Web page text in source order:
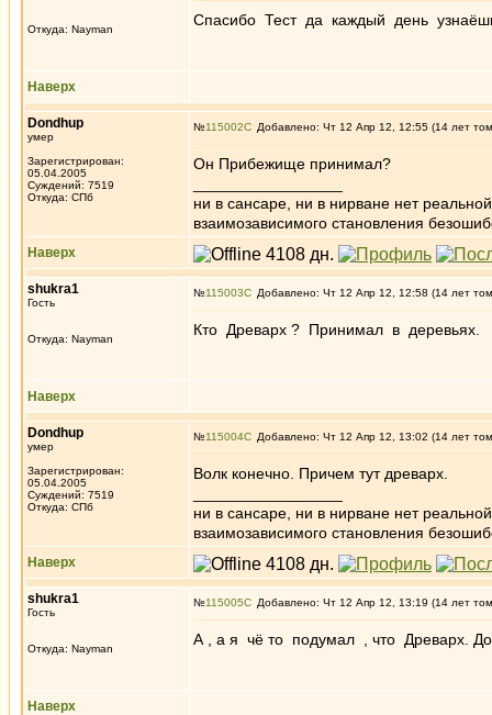
Откуда: Nayman
Спасибо Тест да каждый день
Наверх
Dondhup
умер
Зарегистрирован:
05.04.2005
Суждений: 7519
Откуда: СПб
№115002 Добавлено: Чт 12 Апр 12, 12:55 (14 лет
Он Прибежище принимал?
ни в сансаре, ни в нирване нет
взаимозависимого становления
Наверх
shukra1
Гость
Откуда: Nayman
№115003 Добавлено: Чт 12 Апр 12, 12:58 (14 лет
Кто Древарх ? Принимал в деревьях.
Наверх
Dondhup
умер
Зарегистрирован:
05.04.2005
Суждений: 7519
Откуда: СПб
№115004 Добавлено: Чт 12 Апр 12, 13:02 (14 лет
Волк конечно. Причем тут древарх.
ни в сансаре, ни в нирване нет
взаимозависимого становления
Наверх
shukra1
Гость
Откуда: Nayman
№115005 Добавлено: Чт 12 Апр 12, 13:19 (14 лет
А , а я чё то подумал , что Древарх.
Наверх